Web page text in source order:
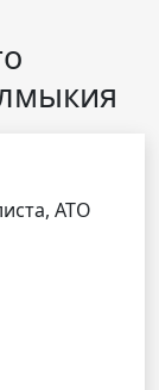
АТО